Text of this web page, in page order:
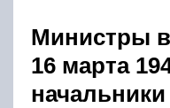
Министры
16 марта